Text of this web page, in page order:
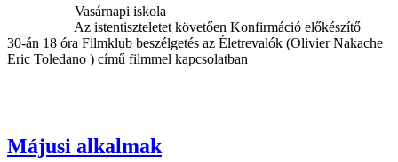
Vasárnapi iskola
Az istentiszteletet követően Konfirmáció előkészítő
30-án 18 óra Filmklub beszélgetés az Életrevalók (Olivier Nakache
Eric Toledano ) című filmmel kapcsolatban
Májusi alkalmak